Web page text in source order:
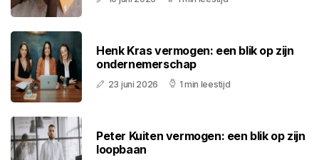
Henk Kras vermogen: een blik op zijn
ondernemerschap
23 juni 2026 1 min leestijd
Peter Kuiten vermogen: een blik op zijn
loopbaan